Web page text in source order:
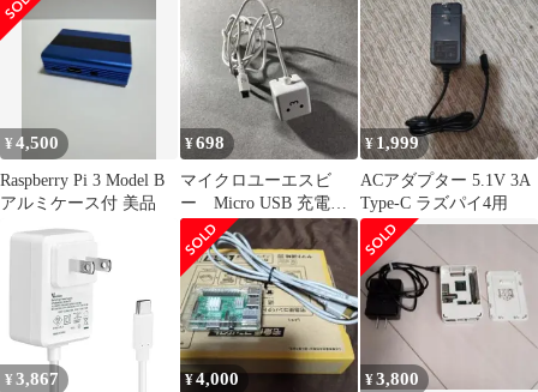
¥4,500
Raspberry Pi 3 Model B
アルミケース付 美品
¥698
マイクロユーエスビ
ー Micro USB 充電器
ACアダプター ホワイ
ト
¥ 1,999
ACアダプター 5.1V 3A
Type-C ラズパイ4用
¥ 3,867 ¥4,000 ¥3,800